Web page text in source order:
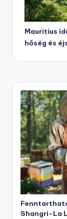
Mauritius
hőség és
Shangri-La